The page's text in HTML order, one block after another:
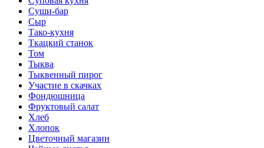
Суши-бар
Сыр
Тако-кухня
Ткацкий станок
Том
Тыква
Тыквенный пирог
Участие в скачках
Фондюшница
Фруктовый салат
Хлеб
Хлопок
Цветочный магазин